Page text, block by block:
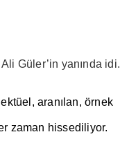
Güler’in yanında idi.
aranılan, örnek
zaman hissediliyor.